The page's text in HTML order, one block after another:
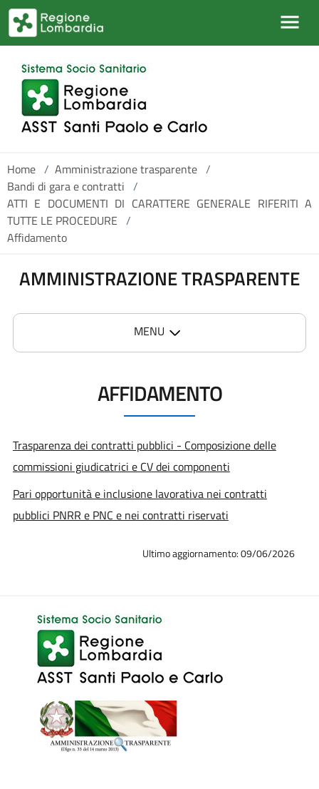
Salta al contenuto principale
Home / Amministrazione trasparente /
Bandi di gara e contratti /
ATTI E DOCUMENTI DI CARATTERE GENERALE RIFERITI A
TUTTE LE PROCEDURE /
Affidamento
AMMINISTRAZIONE TRASPARENTE
MENU
AFFIDAMENTO
Trasparenza dei contratti pubblici - Composizione delle
commissioni giudicatrici e CV dei componenti
Pari opportunità e inclusione lavorativa nei contratti
pubblici PNRR e PNC e nei contratti riservati
Ultimo aggiornamento: 09/06/2026